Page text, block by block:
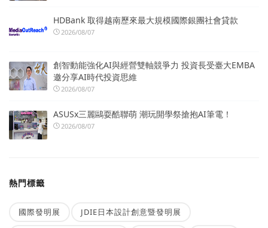
HDBank 取得越南歷來最大規模國際銀團社會貸款
2026/08/07
創智動能強化AI與經營雙軸競爭力 投資長受臺大EMBA
邀分享AI時代投資思維
2026/08/07
ASUSx三麗鷗耍酷聯萌 潮玩開學祭搶抱AI筆電！
2026/08/07
熱門標籤
國際發明展 JDIE日本設計創意暨發明展